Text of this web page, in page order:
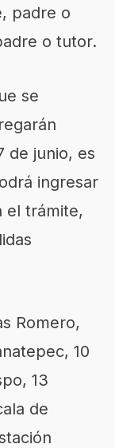
padre o
o tutor.
se
de junio, es
ingresar
el trámite,
Romero,
10
13
de